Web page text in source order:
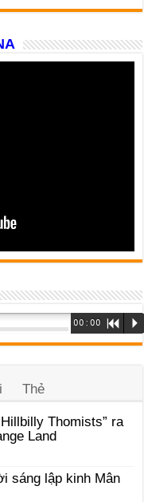
00:00 R P
Thẻ
Thomists” ra
Land
sáng lập kinh Mân